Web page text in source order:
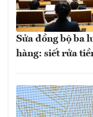
Sửa đồng bộ ba
hàng: siết rửa